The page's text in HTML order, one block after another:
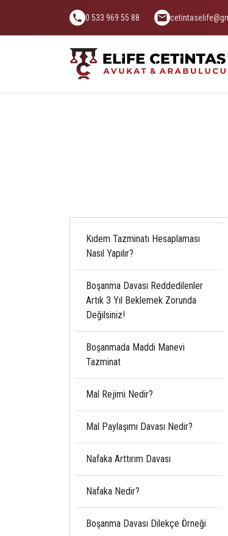
0 533 969 55 88
Kıdem Tazminatı Hesaplaması
Nasıl Yapılır?
Boşanma Davası Reddedilenler
Artık 3 Yıl Beklemek Zorunda
Değilsiniz!
Boşanmada Maddi Manevi
Tazminat
Mal Rejimi Nedir?
Mal Paylaşımı Davası Nedir?
Nafaka Arttırım Davası
Nafaka Nedir?
Boşanma Davası Dilekçe Örneği